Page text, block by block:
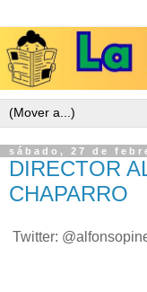
sábado, 27 de
DIRECTOR
CHAPARRO
Twitter: